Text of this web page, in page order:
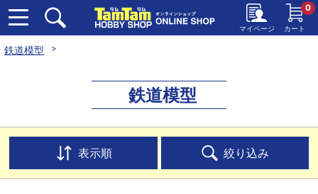
マイページ カート
0
鉄道模型
鉄道模型
表示順 絞り込み